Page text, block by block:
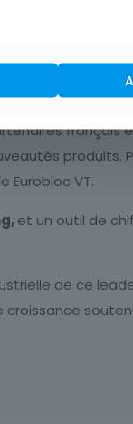
produits.
Eurobloc VT.
et un outil de
de ce